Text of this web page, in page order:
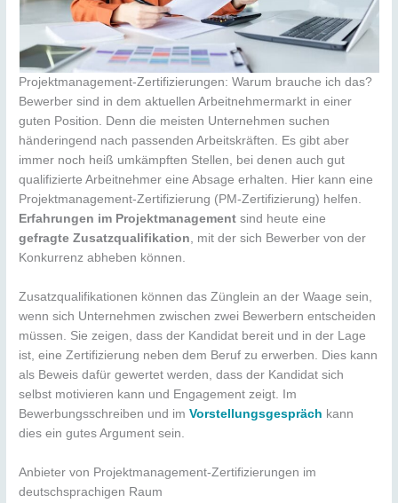
Projektmanagement-Zertifizierungen: Warum brauche ich das?
Bewerber sind in dem aktuellen Arbeitnehmermarkt in einer
guten Position. Denn die meisten Unternehmen suchen
händeringend nach passenden Arbeitskräften. Es gibt aber
immer noch heiß umkämpften Stellen, bei denen auch gut
qualifizierte Arbeitnehmer eine Absage erhalten. Hier kann eine
Projektmanagement-Zertifizierung (PM-Zertifizierung) helfen.
Erfahrungen im Projektmanagement sind heute eine
gefragte Zusatzqualifikation, mit der sich Bewerber von der
Konkurrenz abheben können.
Zusatzqualifikationen können das Zünglein an der Waage sein,
wenn sich Unternehmen zwischen zwei Bewerbern entscheiden
müssen. Sie zeigen, dass der Kandidat bereit und in der Lage
ist, eine Zertifizierung neben dem Beruf zu erwerben. Dies kann
als Beweis dafür gewertet werden, dass der Kandidat sich
selbst motivieren kann und Engagement zeigt. Im
Bewerbungsschreiben und imVorstellungsgespräch kann
dies ein gutes Argument sein.
Anbieter von Projektmanagement-Zertifizierungen im
deutschsprachigen Raum